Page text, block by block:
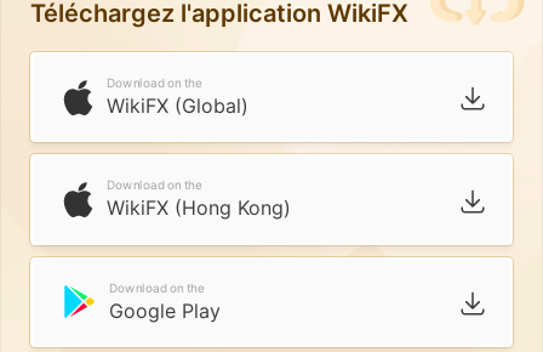
Téléchargez l'application WikiFX
Download on the
WikiFX (Global)
Download on the
WikiFX (Hong Kong)
Download on the
Google Play